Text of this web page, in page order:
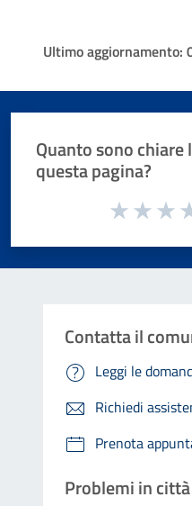
Ultimo aggiornamento:
Quanto sono
questa pagina?
Valuta da 1 a 5 stelle la
Contatta il
Leggi le
Richiedi
Prenota
Problemi in città